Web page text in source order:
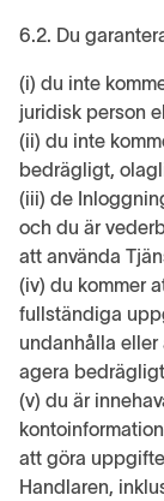
6.2. Du
(i) du inte
juridisk person
(ii) du inte
bedrägligt,
(iii) de
och du är
att använda
(iv) du kommer
fullständiga
undanhålla
agera
(v) du är
att göra
Handlaren,